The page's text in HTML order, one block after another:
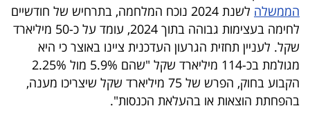
דרושים
ניוזלטרים
מייל
הממשלה
לשנת 2024 נוכח המלחמה, בתרחיש של חודשיים
לחימה בעצימות גבוהה בתוך 2024, עומד על כ-50 מיליארד
שקל. לעניין תחזית הגרעון העדכנית ציינו באוצר כי היא
מגולמת בכ-114 מיליארד שקל "שהם 5.9% מול 2.25%
הקבוע בחוק, הפרש של 75 מיליארד שקל שיצריכו מענה,
בהפחתת הוצאות או בהעלאת הכנסות".